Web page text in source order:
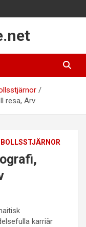
resa, Arv
karriär